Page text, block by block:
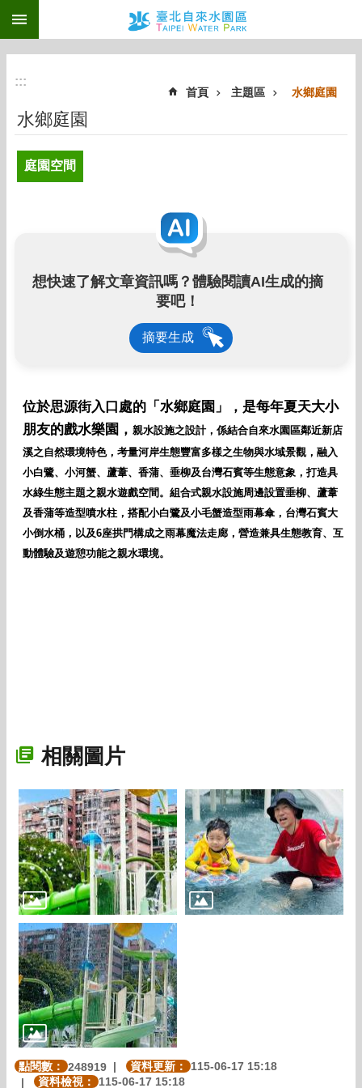
跳到主要內容區塊
:::
首頁 主題區 水鄉庭園
水鄉庭園
庭園空間
想快速了解文章資訊嗎？體驗閱讀AI生成的摘
要吧！
摘要生成
位於思源街入口處的「水鄉庭園」，是每年夏天大小
朋友的戲水樂園， 親水設施之設計，係結合自來水園區鄰近新店
溪之自然環境特色， 考量河岸生態豐富多樣之生物與水域景觀，融入
小白鷺、小河蟹、蘆葦、香蒲、垂柳及台灣石賓等生態意象，打造具
水綠生態主題之親水遊戲空間。組合式親水設施周邊設置垂柳、蘆葦
及香蒲等造型噴水柱，搭配小白鷺及小毛蟹造型雨幕傘，台灣石賓大
小倒水桶，以及6座拱門構成之雨幕魔法走廊，營造兼具生態教育、互
動體驗及遊憩功能之親水環境。
相關圖片
點閱數： 248919 資料更新：
115-06-17 15:18
資料檢視：
115-06-17 15:18